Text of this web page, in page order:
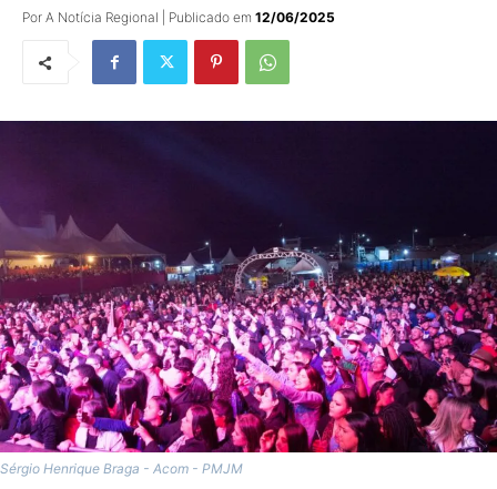
Por A Notícia Regional | Publicado em 12/06/2025
Sérgio Henrique Braga - Acom - PMJM